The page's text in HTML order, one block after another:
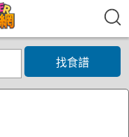
找食譜